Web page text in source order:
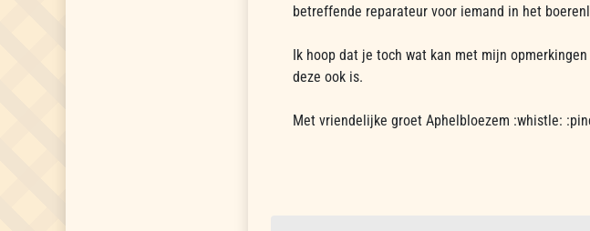
betreffende reparateur voor iemand in het
Ik hoop dat je toch wat kan met mijn
deze ook is.
Met vriendelijke groet Aphelbloezem :whistle: